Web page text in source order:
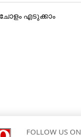
എടുക്കാം
FOLLOW US ON